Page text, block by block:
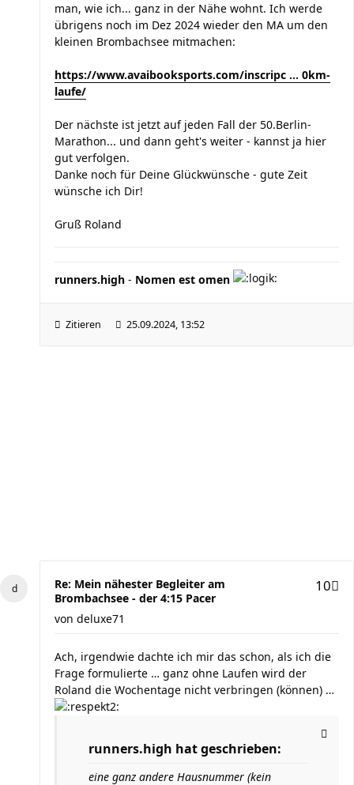
man, wie ich... ganz in der Nähe wohnt. Ich werde
übrigens noch im Dez 2024 wieder den MA um den
kleinen Brombachsee mitmachen:
https://www.avaibooksports.com/inscripc ... 0km-
laufe/
Der nächste ist jetzt auf jeden Fall der 50.Berlin-
Marathon... und dann geht's weiter - kannst ja hier
gut verfolgen.
Danke noch für Deine Glückwünsche - gute Zeit
wünsche ich Dir!
Gruß Roland
runners.high - Nomen est omen
Zitieren 25.09.2024, 13:52
Re: Mein nähester Begleiter am
Brombachsee - der 4:15 Pacer
10
von deluxe71
Ach, irgendwie dachte ich mir das schon, als ich die
Frage formulierte … ganz ohne Laufen wird der
Roland die Wochentage nicht verbringen (können) …
runners.high hat geschrieben:
eine ganz andere Hausnummer (kein